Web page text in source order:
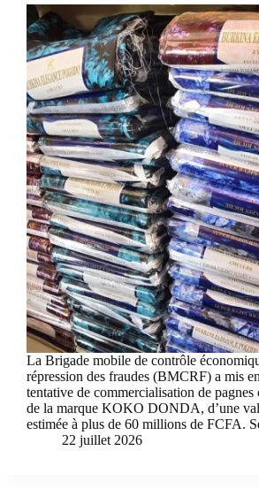
La Brigade mobile de contrôle
répression des fraudes (BMCRF) a mis
tentative de commercialisation de pagnes
de la marque KOKO DONDA, d’une
estimée à plus de 60 millions de FCFA.
22 juillet 2026